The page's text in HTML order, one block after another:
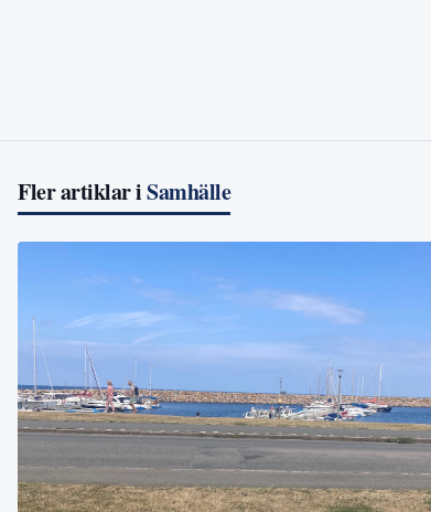
Fler artiklar iSamhälle